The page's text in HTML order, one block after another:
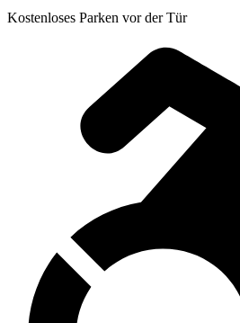
Kostenloses Parken vor der Tür